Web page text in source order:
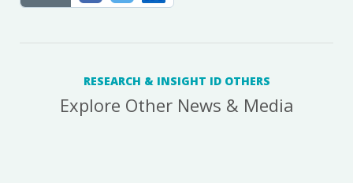
RESEARCH & INSIGHT ID OTHERS
Explore Other News & Media